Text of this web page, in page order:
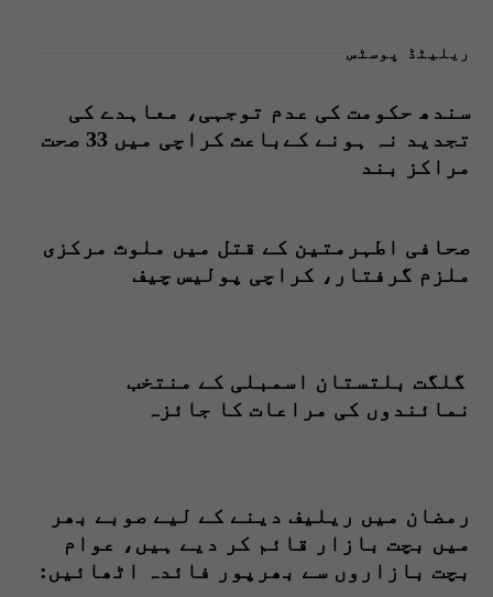
ریلیٹڈ پوسٹس
سندھ حکومت کی عدم توجہی، معاہدے کی
تجدید نہ ہونے کےباعث کراچی میں 33 صحت
مراکز بند
صحافی اطہرمتین کے قتل میں ملوث مرکزی
ملزم گرفتار، کراچی پولیس چیف
گلگت بلتستان اسمبلی کے منتخب
نمائندوں کی مراعات کا جائزہ
رمضان میں ریلیف دینے کے لیے صوبے بھر
میں بچت بازار قائم کر دیے ہیں، عوام
بچت بازاروں سے بھرپور فائدہ اٹھائیں: